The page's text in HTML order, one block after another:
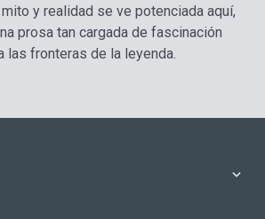
y realidad se ve potenciada aquí,
prosa tan cargada de fascinación
las fronteras de la leyenda.